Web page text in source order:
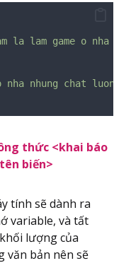
la lam game o nha ha?
nha nhung chat luong
thức <khai báo
biến>
tính sẽ dành ra
variable, và tất
lượng của
văn bản nên sẽ